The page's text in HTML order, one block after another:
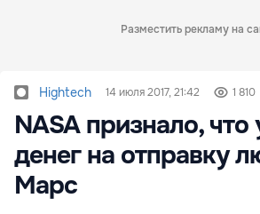
Разместить рекламу на
Hightech 14 июля 2017, 21:42 1 810
NASA признало, что
денег на отправку
Марс